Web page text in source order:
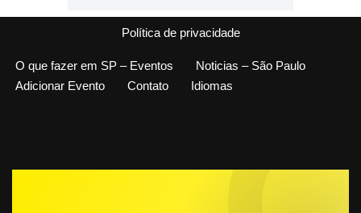
Política de privacidade
O que fazer em SP – Eventos
Noticias – São Paulo
Adicionar Evento
Contato Idiomas